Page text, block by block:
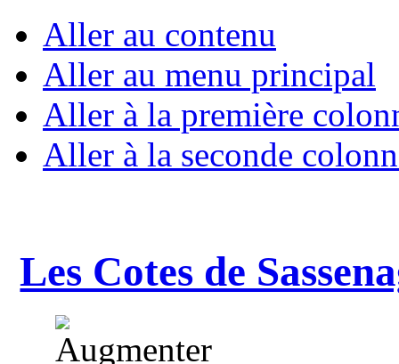
Aller au contenu
Aller au menu principal
Aller à la première
Aller à la seconde
Les Cotes de